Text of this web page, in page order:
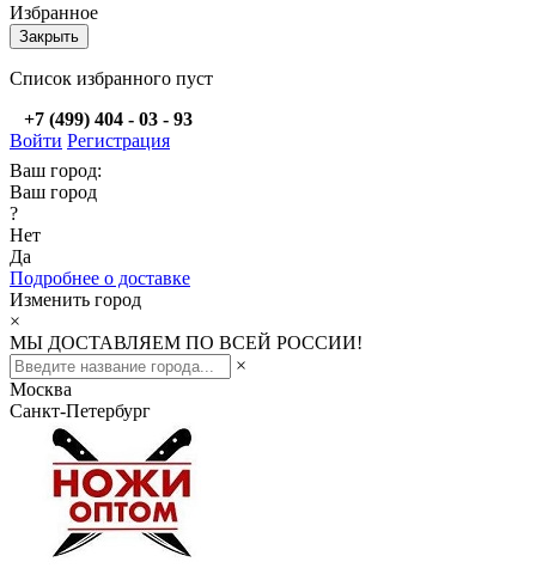
Избранное
Закрыть
Список избранного пуст
+7 (499) 404 - 03 - 93
Войти Регистрация
Ваш город:
Ваш город
?
Нет
Да
Подробнее о доставке
Изменить город
×
МЫ ДОСТАВЛЯЕМ ПО ВСЕЙ РОССИИ!
×
Москва
Санкт-Петербург